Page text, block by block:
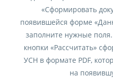
«Сформировать
появившейся форме
заполните нужные
кнопки «Рассчитать»
УСН в формате PDF,
на